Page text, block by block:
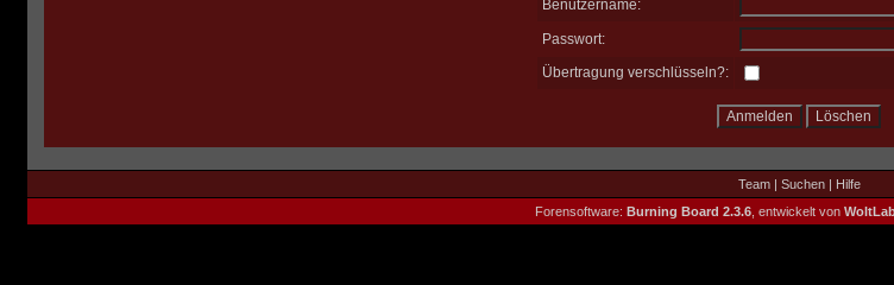
Benutzername:
Passwort:
Übertragung verschlüsseln?:
Team| Suchen| Hilfe
Forensoftware: Burning Board 2.3.6, entwickelt von